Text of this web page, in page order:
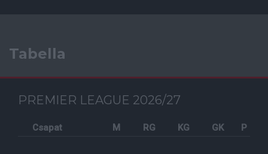
Tabella
PREMIER LEAGUE 2026/27
Csapat M RG KG GK P